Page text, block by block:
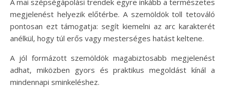
A mai szépségápolási trendek egyre inkább a természetes
megjelenést helyezik előtérbe. A szemöldök toll tetováló
pontosan ezt támogatja: segít kiemelni az arc karakterét
anélkül, hogy túl erős vagy mesterséges hatást keltene.
A jól formázott szemöldök magabiztosabb megjelenést
adhat, miközben gyors és praktikus megoldást kínál a
mindennapi sminkeléshez.